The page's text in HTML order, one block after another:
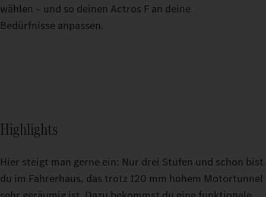
wählen – und so deinen Actros F an deine
Bedürfnisse anpassen.
Highlights
Hier steigt man gerne ein: Nur drei Stufen und schon bist
du im Fahrerhaus, das trotz 120 mm hohem Motortunnel